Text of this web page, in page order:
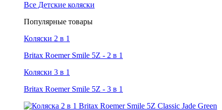
Все Детские коляски
Популярные товары
Коляски 2 в 1
Britax Roemer Smile 5Z - 2 в 1
Коляски 3 в 1
Britax Roemer Smile 5Z - 3 в 1